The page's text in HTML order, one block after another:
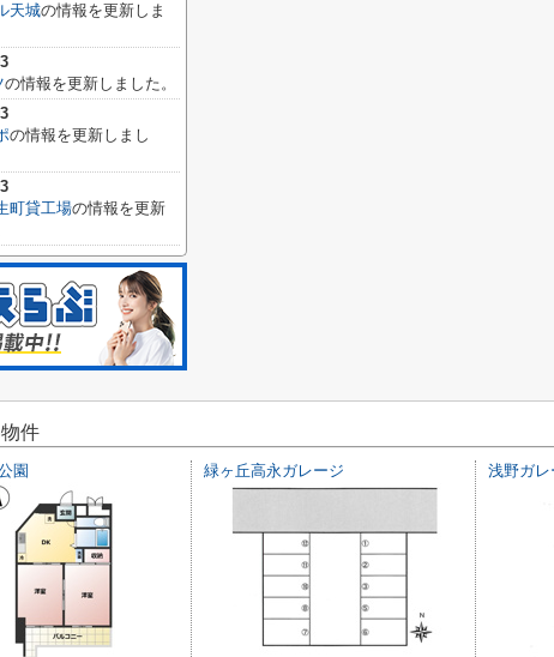
天城の情報を更新しま
の情報を更新しました。
の情報を更新しまし
町貸工場の情報を更新
件
園 緑ヶ丘高永ガレージ 浅野ガレ